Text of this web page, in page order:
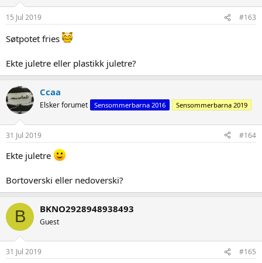
15 Jul 2019 #163
Søtpotet fries
Ekte juletre eller plastikk juletre?
Ccaa
Elsker forumet Sensommerbarna 2016 Sensommerbarna 2019
31 Jul 2019 #164
Ekte juletre
Bortoverski eller nedoverski?
B BKNO2928948938493
Guest
31 Jul 2019 #165